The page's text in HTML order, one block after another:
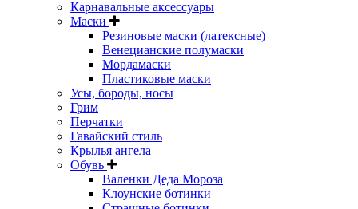
Карнавальные аксессуары
Маски
Резиновые маски (латексные)
Венецианские полумаски
Мордамаски
Пластиковые маски
Усы, бороды, носы
Грим
Перчатки
Гавайский стиль
Крылья ангела
Обувь
Валенки Деда Мороза
Клоунские ботинки